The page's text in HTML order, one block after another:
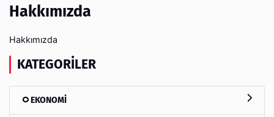
Hakkımızda
Hakkımızda
KATEGORILER
EKONOMİ